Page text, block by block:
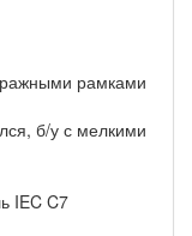
рамками
б/у с мелкими
IEC C7